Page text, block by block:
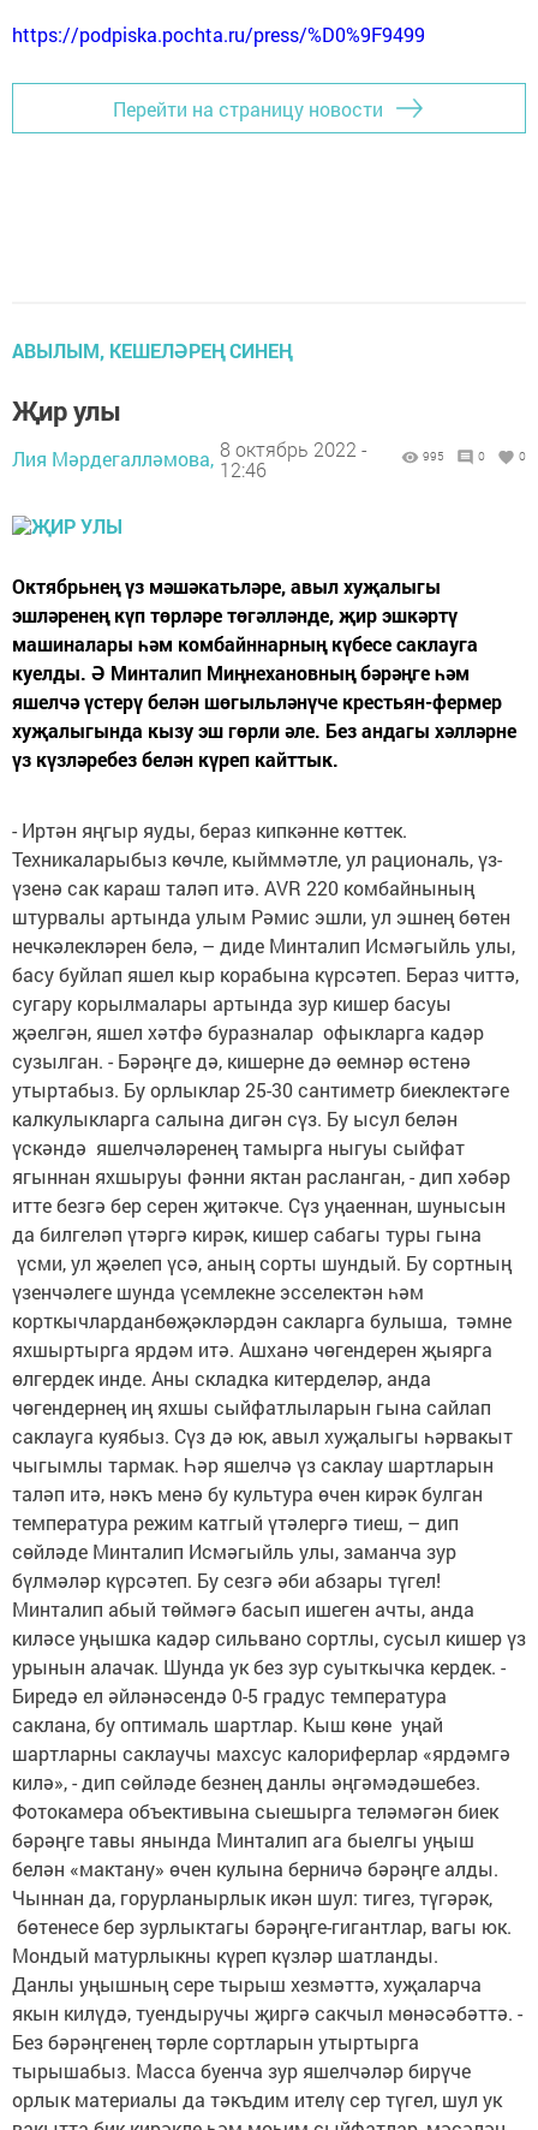
https://podpiska.pochta.ru/press/%D0%9F9499
Перейти на страницу новости
АВЫЛЫМ, КЕШЕЛӘРЕҢ СИНЕҢ
Җир улы
Лия Мәрдегалләмова, 8 октябрь 2022 -
12:46
995 0 0
Октябрьнең үз мәшәкатьләре, авыл хуҗалыгы
эшләренең күп төрләре төгәлләнде, җир эшкәртү
машиналары һәм комбайннарның күбесе саклауга
куелды. Ә Минталип Миңнехановның бәрәңге һәм
яшелчә үстерү белән шөгыльләнүче крестьян-фермер
хуҗалыгында кызу эш гөрли әле. Без андагы хәлләрне
үз күзләребез белән күреп кайттык.
- Иртән яңгыр яуды, бераз кипкәнне көттек.
Техникаларыбыз көчле, кыйммәтле, ул рациональ, үз-
үзенә сак караш таләп итә. AVR 220 комбайнының
штурвалы артында улым Рәмис эшли, ул эшнең бөтен
нечкәлекләрен белә, – диде Минталип Исмәгыйль улы,
басу буйлап яшел кыр корабына күрсәтеп. Бераз читтә,
сугару корылмалары артында зур кишер басуы
җәелгән, яшел хәтфә буразналар офыкларга кадәр
сузылган. - Бәрәңге дә, кишерне дә өемнәр өстенә
утыртабыз. Бу орлыклар 25-30 сантиметр биеклектәге
калкулыкларга салына дигән сүз. Бу ысул белән
үскәндә яшелчәләренең тамырга ныгуы сыйфат
ягыннан яхшыруы фәнни яктан расланган, - дип хәбәр
итте безгә бер серен җитәкче. Сүз уңаеннан, шунысын
да билгеләп үтәргә кирәк, кишер сабагы туры гына
үсми, ул җәелеп үсә, аның сорты шундый. Бу сортның
үзенчәлеге шунда үсемлекне эсселектән һәм
корткычларданбөҗәкләрдән сакларга булыша, тәмне
яхшыртырга ярдәм итә. Ашханә чөгендерен җыярга
өлгердек инде. Аны складка китерделәр, анда
чөгендернең иң яхшы сыйфатлыларын гына сайлап
саклауга куябыз. Сүз дә юк, авыл хуҗалыгы һәрвакыт
чыгымлы тармак. Һәр яшелчә үз саклау шартларын
таләп итә, нәкъ менә бу культура өчен кирәк булган
температура режим катгый үтәлергә тиеш, – дип
сөйләде Минталип Исмәгыйль улы, заманча зур
бүлмәләр күрсәтеп. Бу сезгә әби абзары түгел!
Минталип абый төймәгә басып ишеген ачты, анда
киләсе уңышка кадәр сильвано сортлы, сусыл кишер үз
урынын алачак. Шунда ук без зур суыткычка кердек. -
Биредә ел әйләнәсендә 0-5 градус температура
саклана, бу оптималь шартлар. Кыш көне уңай
шартларны саклаучы махсус калориферлар «ярдәмгә
килә», - дип сөйләде безнең данлы әңгәмәдәшебез.
Фотокамера объективына сыешырга теләмәгән биек
бәрәңге тавы янында Минталип ага быелгы уңыш
белән «мактану» өчен кулына берничә бәрәңге алды.
Чыннан да, горурланырлык икән шул: тигез, түгәрәк,
бөтенесе бер зурлыктагы бәрәңге-гигантлар, вагы юк.
Мондый матурлыкны күреп күзләр шатланды.
Данлы уңышның сере тырыш хезмәттә, хуҗаларча
якын килүдә, туендыручы җиргә сакчыл мөнәсәбәттә. -
Без бәрәңгенең төрле сортларын утыртырга
тырышабыз. Масса буенча зур яшелчәләр бирүче
орлык материалы да тәкъдим ителү сер түгел, шул ук